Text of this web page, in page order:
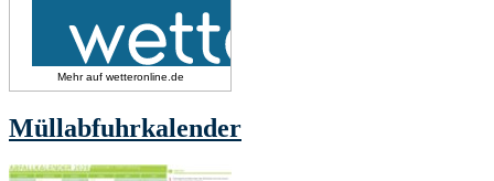
Mehr auf wetteronline.de
Müllabfuhrkalender